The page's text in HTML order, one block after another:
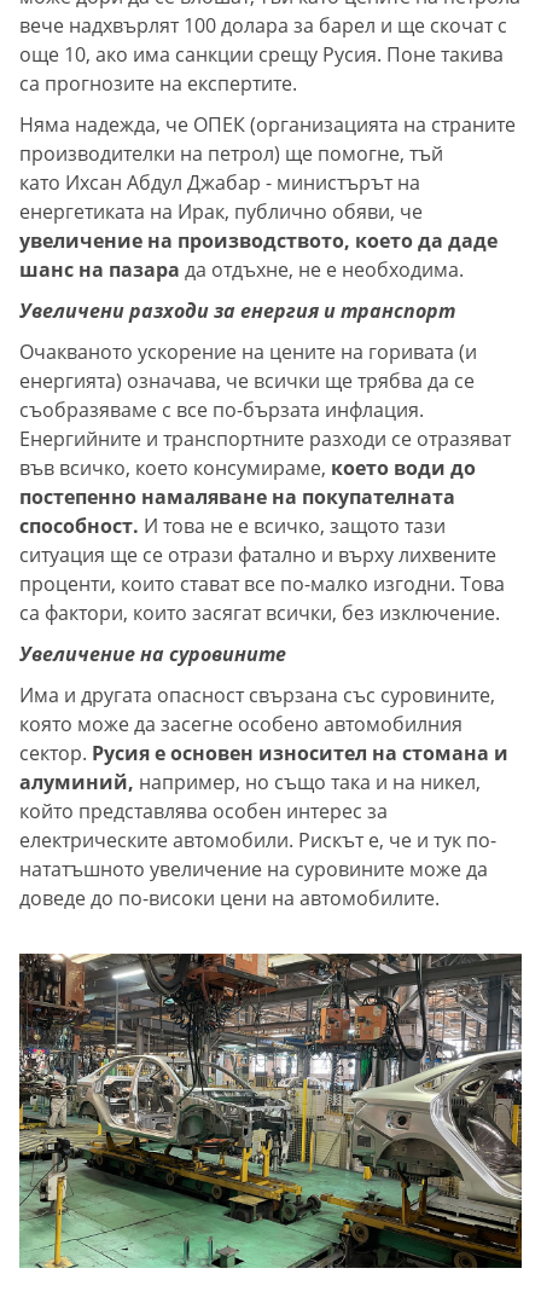
вече надхвърлят 100 долара за барел и ще скочат с
още 10, ако има санкции срещу Русия. Поне такива
са прогнозите на експертите.
Няма надежда, че ОПЕК (организацията на страните
производителки на петрол) ще помогне, тъй
като Ихсан Абдул Джабар - министърът на
енергетиката на Ирак, публично обяви, че
увеличение на производството, което да даде
шанс на пазара да отдъхне, не е необходима.
Увеличени разходи за енергия и транспорт
Очакваното ускорение на цените на горивата (и
енергията) означава, че всички ще трябва да се
съобразяваме с все по-бързата инфлация.
Енергийните и транспортните разходи се отразяват
във всичко, което консумираме, което води до
постепенно намаляване на покупателната
способност. И това не е всичко, защото тази
ситуация ще се отрази фатално и върху лихвените
проценти, които стават все по-малко изгодни. Това
са фактори, които засягат всички, без изключение.
Увеличение на суровините
Има и другата опасност свързана със суровините,
която може да засегне особено автомобилния
сектор. Русия е основен износител на стомана и
алуминий, например, но също така и на никел,
който представлява особен интерес за
електрическите автомобили. Рискът е, че и тук по-
нататъшното увеличение на суровините може да
доведе до по-високи цени на автомобилите.